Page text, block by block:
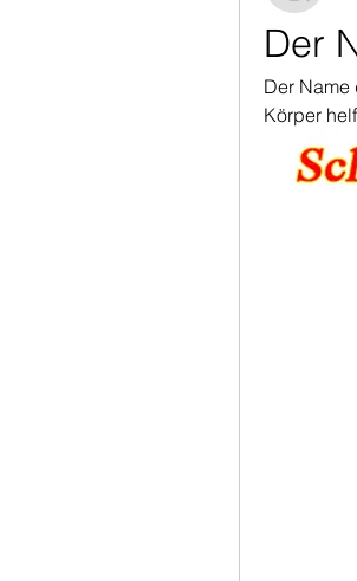
Der
Der Name
Körper